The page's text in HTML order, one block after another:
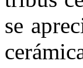
se